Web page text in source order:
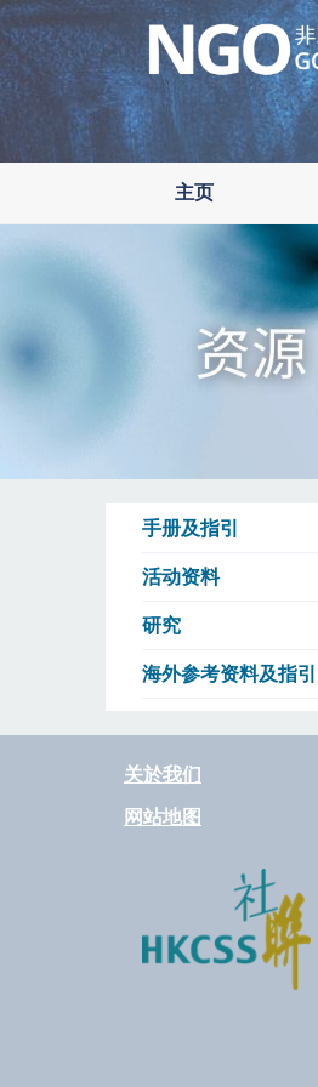
Skip
to
main
主页
手册及指引
活动资​​料
研究
海外参考资料及指引
关於我们
网站地图